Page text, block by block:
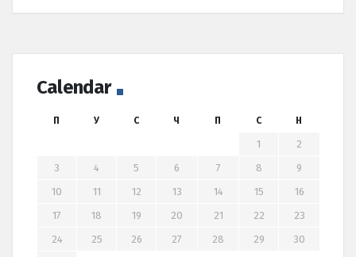
Calendar
П У С Ч П С Н
1
2
3
4 5 6 7 8
9
10
11 12 13 14 15
16
17
18 19 20 21 22
23
24
25 26 27 28 29
30